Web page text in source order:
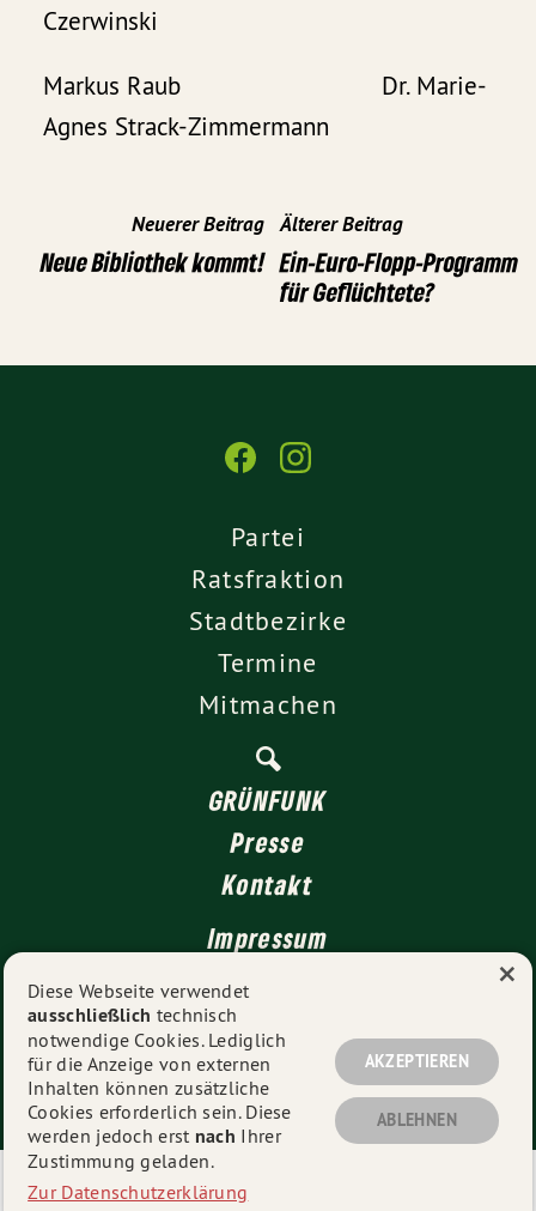
Czerwinski
Markus Raub Dr. Marie-
Agnes Strack-Zimmermann
Neuerer Beitrag
Neue Bibliothek kommt!
Älterer Beitrag
Ein-Euro-Flopp-Programm
für Geflüchtete?
Partei
Ratsfraktion
Stadtbezirke
Termine
Mitmachen
GRÜNFUNK
Presse
Kontakt
Impressum
Datenschutz
© 2026GRÜNE Düsseldorf - Alle Rechte vorbehalten.
Eine schnelle 🚀 und mobiloptimierte 📱 Webseite der
neuesten Generation von
Diese Webseite verwendet
ausschließlich technisch
notwendige Cookies. Lediglich
für die Anzeige von externen
Inhalten können zusätzliche
Cookies erforderlich sein. Diese
werden jedoch erst nach Ihrer
Zustimmung geladen.
Zur Datenschutzerklärung
AKZEPTIEREN
ABLEHNEN
×